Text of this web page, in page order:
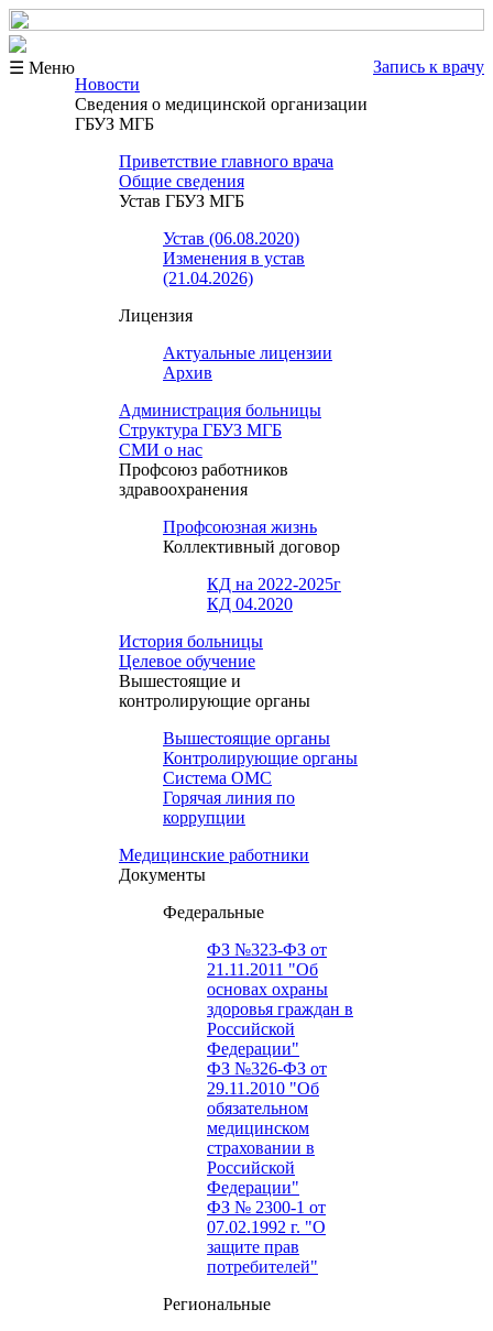
☰ Меню
Запись к врачу
Новости
Сведения о медицинской организации
ГБУЗ МГБ
Приветствие главного врача
Общие сведения
Устав ГБУЗ МГБ
Устав (06.08.2020)
Изменения в устав
(21.04.2026)
Лицензия
Актуальные лицензии
Архив
Администрация больницы
Структура ГБУЗ МГБ
СМИ о нас
Профсоюз работников
здравоохранения
Профсоюзная жизнь
Коллективный договор
КД на 2022-2025г
КД 04.2020
История больницы
Целевое обучение
Вышестоящие и
контролирующие органы
Вышестоящие органы
Контролирующие органы
Система ОМС
Горячая линия по
коррупции
Медицинские работники
Документы
Федеральные
ФЗ №323-ФЗ от
21.11.2011 "Об
основах охраны
здоровья граждан в
Российской
Федерации"
ФЗ №326-ФЗ от
29.11.2010 "Об
обязательном
медицинском
страховании в
Российской
Федерации"
ФЗ № 2300-1 от
07.02.1992 г. "О
защите прав
потребителей"
Региональные